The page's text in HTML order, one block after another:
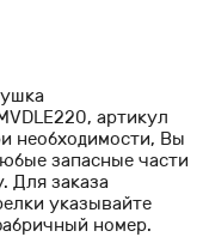
артикул
необходимости, Вы
запасные части
Для заказа
указывайте
номер.